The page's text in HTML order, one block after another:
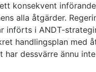
konsekvent
alla åtgärder.
införts i ANDT-
handlingsplan med
har dessvärre ännu inte